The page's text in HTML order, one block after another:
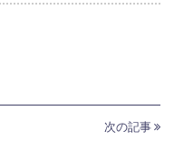
次の記事